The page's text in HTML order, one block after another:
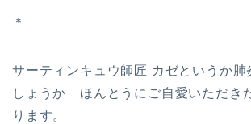
＊
サーティンキュウ師匠 カゼというか
しょうか ほんとうにご自愛いただき
ります。